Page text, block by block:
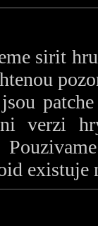
sirit
verzi
existuje